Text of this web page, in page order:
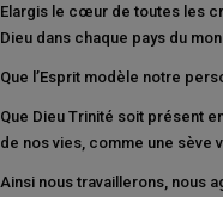
Elargis le cœur de toutes les
Dieu dans chaque pays du
Que l’Esprit modèle notre
Que Dieu Trinité soit présent
de nos vies, comme une sève
Ainsi nous travaillerons, nous